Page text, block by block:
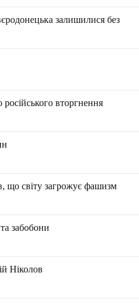
залишилися без
вторгнення
що світу загрожує фашизм
забобони
Ніколов